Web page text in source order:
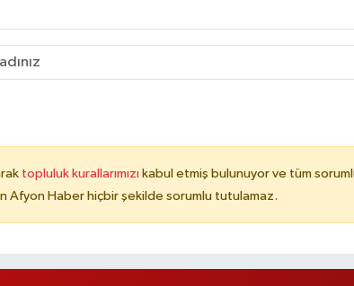
topluluk kurallarımızı kabul etmiş bulunuyor ve tüm
Afyon Haber hiçbir şekilde sorumlu tutulamaz.